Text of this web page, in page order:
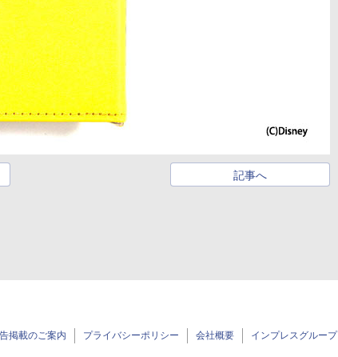
記事へ
掲載のご案内 プライバシーポリシー 会社概要 インプレスグループ